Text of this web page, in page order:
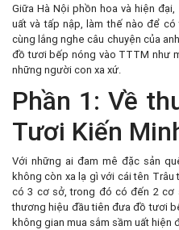
Giữa Hà Nội phồn hoa và hiện
uất và tấp nập, làm thế nào để
cùng lắng nghe câu chuyện của
đồ tươi bếp nóng vào TTTM như
những người con xa xứ.
Phần 1: Về
Tươi Kiến
Với những ai đam mê đặc sản
không còn xa lạ gì với cái tên Trâu
có 3 cơ sở, trong đó có đến 2 cơ
thương hiệu đầu tiên đưa đồ tươi
không gian mua sắm sầm uất hiện